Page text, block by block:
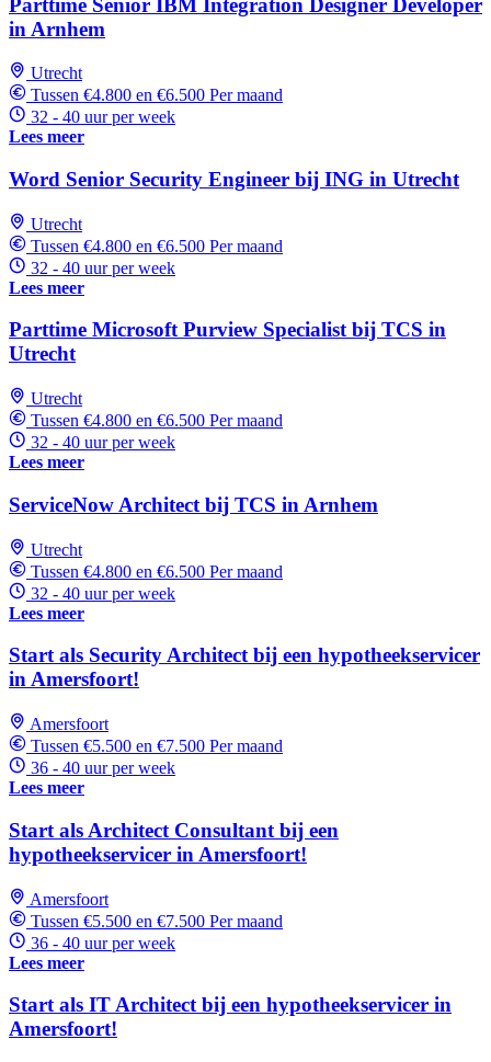
in Arnhem
Utrecht
Tussen €4.800 en €6.500 Per maand
32 - 40 uur per week
Lees meer
Word Senior Security Engineer bij ING in Utrecht
Utrecht
Tussen €4.800 en €6.500 Per maand
32 - 40 uur per week
Lees meer
Parttime Microsoft Purview Specialist bij TCS in
Utrecht
Utrecht
Tussen €4.800 en €6.500 Per maand
32 - 40 uur per week
Lees meer
ServiceNow Architect bij TCS in Arnhem
Utrecht
Tussen €4.800 en €6.500 Per maand
32 - 40 uur per week
Lees meer
Start als Security Architect bij een hypotheekservicer
in Amersfoort!
Amersfoort
Tussen €5.500 en €7.500 Per maand
36 - 40 uur per week
Lees meer
Start als Architect Consultant bij een
hypotheekservicer in Amersfoort!
Amersfoort
Tussen €5.500 en €7.500 Per maand
36 - 40 uur per week
Lees meer
Start als IT Architect bij een hypotheekservicer in
Amersfoort!